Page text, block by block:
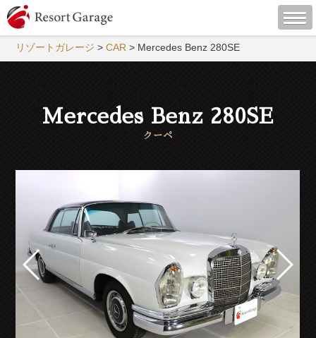
リゾートガレージ >CAR > Mercedes Benz 280SE
Mercedes Benz 280SE
クーペ